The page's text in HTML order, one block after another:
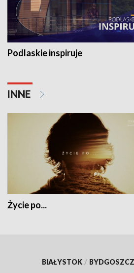
Podlaskie inspiruje
INNE
Życie po...
BIAŁYSTOK / BYDGOSZCZ